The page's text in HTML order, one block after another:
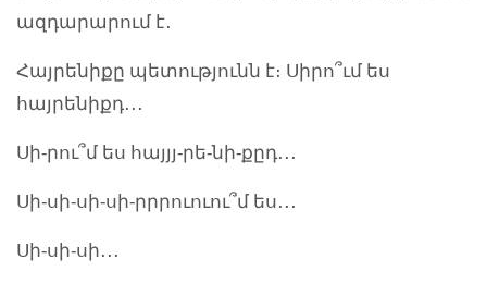
ազդարարում է․
Հայրենիքը պետությունն է։ Սիրո՞ւմ ես
հայրենիքդ․․․
Սի-րու՞մ ես հայյյ-րե-նի-քըդ․․․
Սի-սի-սի-սի-րրրուուու՞մ ես․․․
Սի-սի-սի․․․